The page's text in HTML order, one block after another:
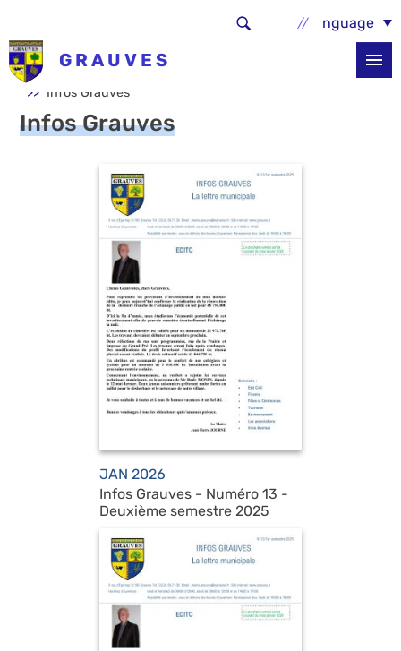
Select Language
GRAUVES
Accueil
Infos Grauves
Infos Grauves
JAN 2026
Infos Grauves - Numéro 13 -
Deuxième semestre 2025